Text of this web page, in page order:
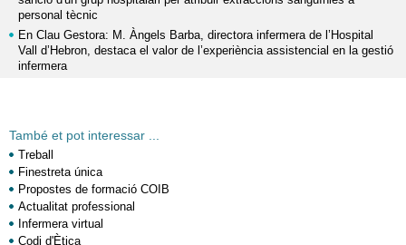
personal tècnic
En Clau Gestora: M. Àngels Barba, directora infermera de l’Hospital
Vall d’Hebron, destaca el valor de l’experiència assistencial en la gestió
infermera
També et pot interessar ...
Treball
Finestreta única
Propostes de formació COIB
Actualitat professional
Infermera virtual
Codi d'Ètica